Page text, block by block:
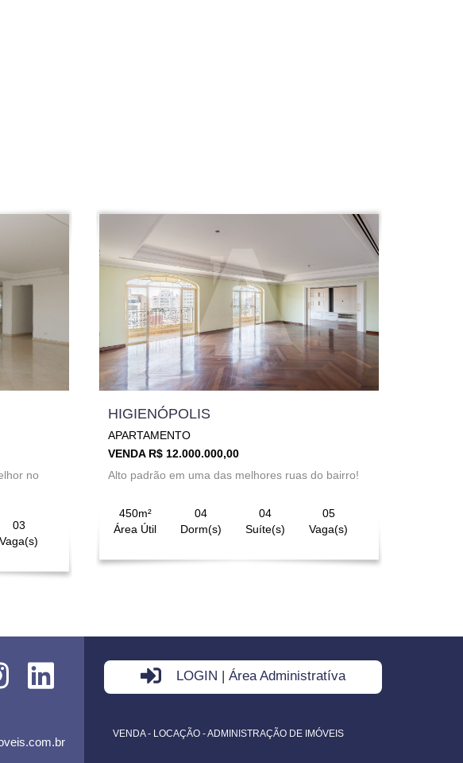
no
03
Vaga(s)
HIGIENÓPOLIS
APARTAMENTO
VENDA R$ 12.000.000,00
Alto padrão em uma das melhores ruas do bairro!
450m²
Área Útil
04
Dorm(s)
04
Suíte(s)
05
Vaga(s)
LOGIN | Área Administratíva
VENDA - LOCAÇÃO - ADMINISTRAÇÃO DE IMÓVEIS